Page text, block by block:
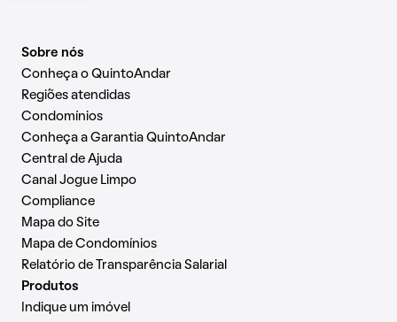
Sobre nós
Conheça o QuintoAndar
Regiões atendidas
Condomínios
Conheça a Garantia QuintoAndar
Central de Ajuda
Canal Jogue Limpo
Compliance
Mapa do Site
Mapa de Condomínios
Relatório de Transparência Salarial
Produtos
Indique um imóvel